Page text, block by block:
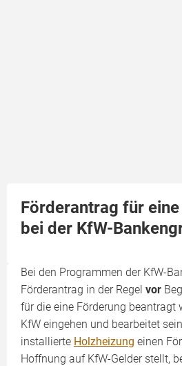
Förderantrag für
bei der KfW-
Bei den Programmen der KfW-
Förderantrag in der Regel vor
für die eine Förderung beantragt
KfW eingehen und bearbeitet
installierte Holzheizung einen
Hoffnung auf KfW-Gelder stellt,